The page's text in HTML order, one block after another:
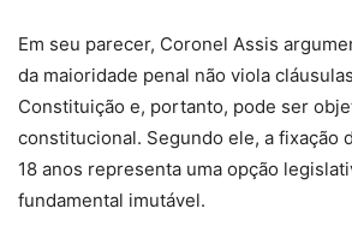
Em seu parecer, Coronel Assis
da maioridade penal não viola
Constituição e, portanto, pode ser
constitucional. Segundo ele, a fixação
18 anos representa uma opção
fundamental imutável.